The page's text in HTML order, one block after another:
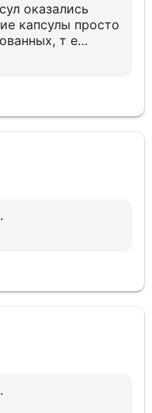
оказались
капсулы просто
т е